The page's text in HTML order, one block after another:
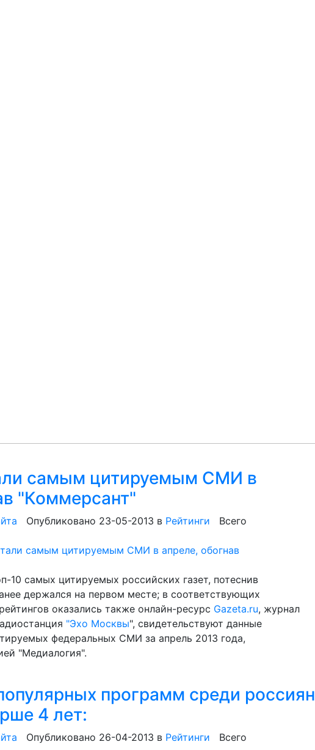
самым цитируемым СМИ в
"Коммерсант"
Опубликовано 23-05-2013 в Рейтинги Всего
10 самых цитируемых российских газет, потеснив
держался на первом месте; в соответствующих
оказались также онлайн-ресурс Gazeta.ru, журнал
"Эхо Москвы", свидетельствуют данные
федеральных СМИ за апрель 2013 года,
"Медиалогия".
программ среди россиян
4 лет:
Опубликовано 26-04-2013 в Рейтинги Всего